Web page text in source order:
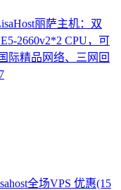
丽萨主机：双
2660v2*2 CPU，可
际精品网络、三网回
全场VPS 优惠(15